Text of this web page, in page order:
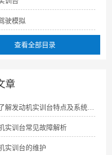
驶模拟
查看全部目录
章
帮你了解发动机实训台特点及系统配置
实训台常见故障解析
实训台的维护